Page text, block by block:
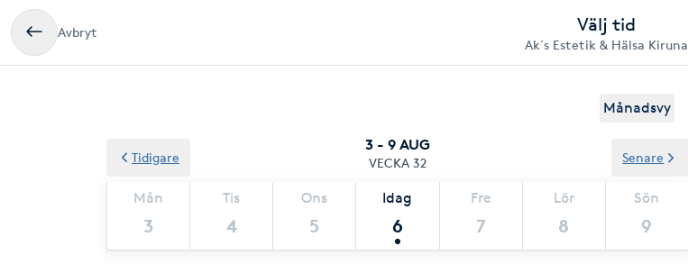
Avbryt Välj tid
Ak´s Estetik & Hälsa Kiruna
Månadsvy
3 - 9 AUG
VECKA 32
Mån
3
Tis
4
Ons
5
Idag
6
Fre
7
Lör
8
Sön
9
Tidigare Senare